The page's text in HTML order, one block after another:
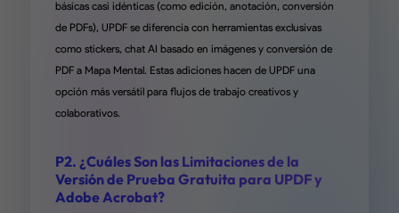
traducir textos nunca ha sido tan fácil. Uno de mis aspectos
es la gestión de archivos sin problemas. Puedo guardar y
mis documentos fácilmente entre varias plataformas sin ningún
problema. La velocidad y eficiencia son impresionantes,
flujo de trabajo mucho más fluido. Ya sea que seas un
profesional o alguien que trabaja regularmente con PDFs,
de Candycrowner en App Store
básicas casi idénticas (como edición, anotación, conversión
de PDFs), UPDF se diferencia con herramientas exclusivas
como stickers, chat AI basado en imágenes y conversión de
PDF a Mapa Mental. Estas adiciones hacen de UPDF una
opción más versátil para flujos de trabajo creativos y
colaborativos.
P2. ¿Cuáles Son las Limitaciones de la
Versión de Prueba Gratuita para UPDF y
Adobe Acrobat?